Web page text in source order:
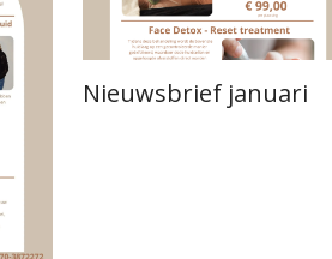
Nieuwsbrief januari